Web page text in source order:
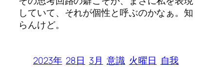
していて、それが個性と呼ぶのかなぁ。知
らんけど。
2023年 28日 3月 意識 火曜日 自我